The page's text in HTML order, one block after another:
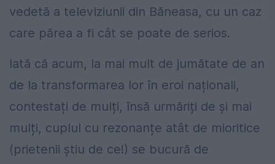
vedetă a televiziunii din Băneasa, cu un caz
care părea a fi cât se poate de serios.
Iată că acum, la mai mult de jumătate de an
de la transformarea lor în eroi naționali,
contestați de mulți, însă urmăriți de și mai
mulți, cuplul cu rezonanțe atât de mioritice
(prietenii știu de ce!) se bucură de